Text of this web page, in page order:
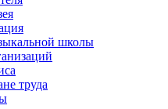
школы
труда